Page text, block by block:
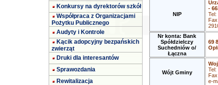
Konkursy na dyrektorów szkół
Współpraca z Organizacjami
Pożytku Publicznego
Audyty i Kontrole
Kącik adopcyjny bezpańskich
zwierząt
Druki dla interesantów
Sprawozdania
Rewitalizacja
NIP
-
Tel:
Nr konta: Bank
Spółdzielczy
Suchedniów o/
Łączna
69
Wójt Gminy
Tel:
e-